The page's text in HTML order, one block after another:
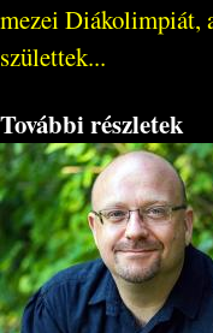
mezei Diákolimpiát,
születtek...
További részletek